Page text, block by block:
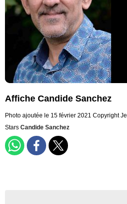
Affiche Candide Sanchez
Photo ajoutée le 15 février 2021 Copyright
Stars Candide Sanchez